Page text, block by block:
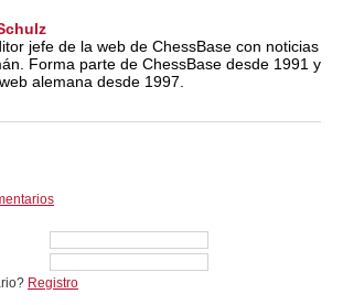
jefe de la web de ChessBase con noticias
Forma parte de ChessBase desde 1991 y
alemana desde 1997.
Registro